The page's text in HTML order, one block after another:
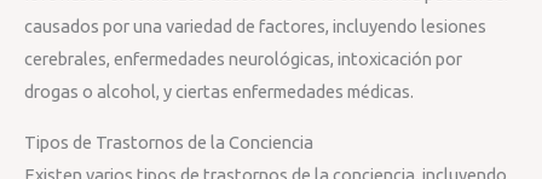
causados por una variedad de factores, incluyendo lesiones
cerebrales, enfermedades neurológicas, intoxicación por
drogas o alcohol, y ciertas enfermedades médicas.
Tipos de Trastornos de la Conciencia
Existen varios tipos de trastornos de la conciencia, incluyendo